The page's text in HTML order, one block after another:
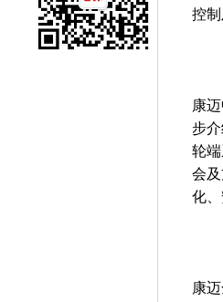
控
康
步
轮
会
化
康